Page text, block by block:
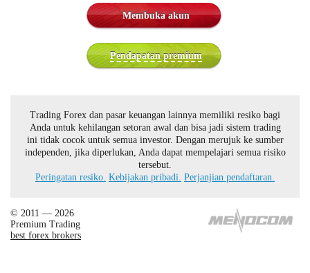
Membuka akun
Pendapatan premium
Trading Forex dan pasar keuangan lainnya memiliki resiko bagi
Anda untuk kehilangan setoran awal dan bisa jadi sistem trading
ini tidak cocok untuk semua investor. Dengan merujuk ke sumber
independen, jika diperlukan, Anda dapat mempelajari semua risiko
tersebut.
Peringatan resiko. Kebijakan pribadi. Perjanjian pendaftaran.
© 2011 — 2026
Premium Trading
best forex brokers